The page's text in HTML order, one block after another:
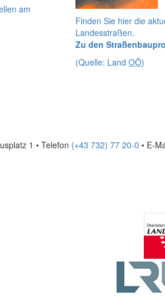
am
Finden Sie hier die
Landesstraßen.
Zu den
(Quelle: Land OÖ)
1 • Telefon (+43 732) 77 20-0 • E-